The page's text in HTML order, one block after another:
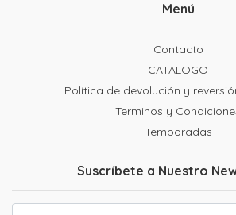
Menú
Contacto
CATALOGO
Política de devolución y
Terminos y
Temporadas
Suscríbete a Nuestro